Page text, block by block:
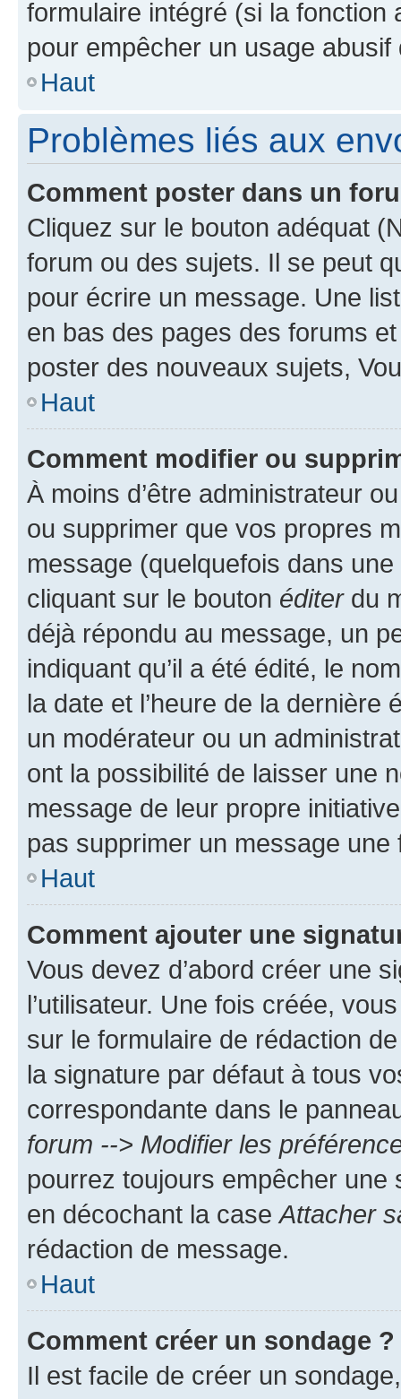
formulaire intégré (si la fonction
pour empêcher un usage
Haut
Problèmes liés aux
Comment poster dans un
Cliquez sur le bouton adéquat
forum ou des sujets. Il se peut
pour écrire un message. Une
en bas des pages des forums
poster des nouveaux sujets,
Haut
Comment modifier ou
À moins d’être administrateur
ou supprimer que vos propres
message (quelquefois dans
cliquant sur le bouton éditerdu
déjà répondu au message, un
indiquant qu’il a été édité, le
la date et l’heure de la dernière
un modérateur ou un
ont la possibilité de laisser une
message de leur propre
pas supprimer un message une
Haut
Comment ajouter une
Vous devez d’abord créer une
l’utilisateur. Une fois créée,
sur le formulaire de rédaction
la signature par défaut à tous
correspondante dans le
forum --> Modifier les
pourrez toujours empêcher une
en décochant la case Attacher
rédaction de message.
Haut
Comment créer un sondage ?
Il est facile de créer un